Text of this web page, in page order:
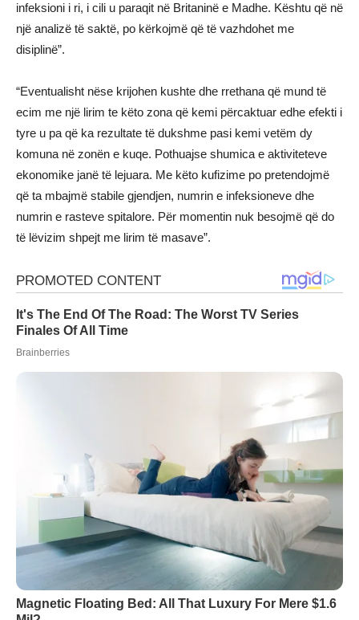
infeksioni i ri, i cili u paraqit në Britaninë e Madhe. Kështu që në
një analizë të saktë, po kërkojmë që të vazhdohet me
disiplinë”.
“Eventualisht nëse krijohen kushte dhe rrethana që mund të
ecim me një lirim te këto zona që kemi përcaktuar edhe efekti i
tyre u pa që ka rezultate të dukshme pasi kemi vetëm dy
komuna në zonën e kuqe. Pothuajse shumica e aktiviteteve
ekonomike janë të lejuara. Me këto kufizime po pretendojmë
që ta mbajmë stabile gjendjen, numrin e infeksioneve dhe
numrin e rasteve spitalore. Për momentin nuk besojmë që do
të lëvizim shpejt me lirim të masave”.